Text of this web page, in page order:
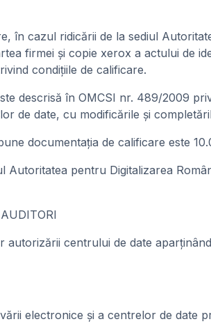
în cazul ridicării de la sediul
firmei şi copie xerox a actului de
condiţiile de calificare.
descrisă în OMCSI nr. 489/2009
de date, cu modificările şi
documentaţia de calificare este
Autoritatea pentru Digitalizarea
autorizării centrului de date
electronice şi a centrelor de date